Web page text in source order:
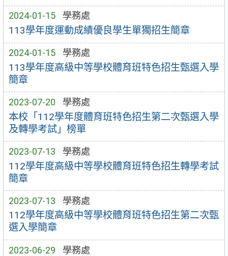
2024-01-15 學務處
113學年度運動成績優良學生單獨招生簡章
2024-01-15 學務處
113學年度高級中等學校體育班特色招生甄選入學
簡章
2023-07-20 學務處
本校「112學年度體育班特色招生第二次甄選入學
及轉學考試」榜單
2023-07-13 學務處
112學年度高級中等學校體育班特色招生轉學考試
簡章
2023-07-13 學務處
112學年度高級中等學校體育班特色招生第二次甄
選入學簡章
2023-06-29 學務處